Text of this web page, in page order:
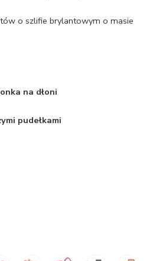
o szlifie brylantowym o masie
na dłoni
pudełkami